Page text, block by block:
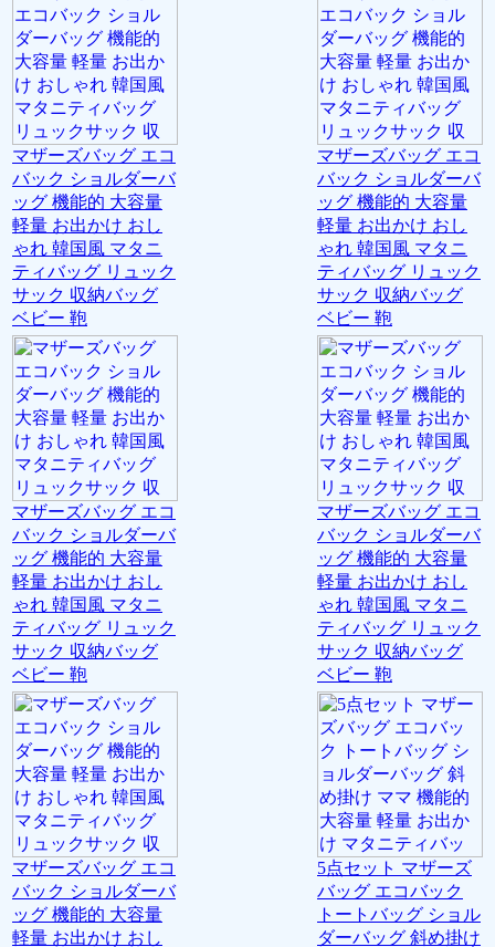
マザーズバッグ エコ
バック ショルダーバ
ッグ 機能的 大容量
軽量 お出かけ おし
ゃれ 韓国風 マタニ
ティバッグ リュック
サック 収納バッグ
ベビー 鞄
マザーズバッグ エコ
バック ショルダーバ
ッグ 機能的 大容量
軽量 お出かけ おし
ゃれ 韓国風 マタニ
ティバッグ リュック
サック 収納バッグ
ベビー 鞄
マザーズバッグ エコ
バック ショルダーバ
ッグ 機能的 大容量
軽量 お出かけ おし
ゃれ 韓国風 マタニ
ティバッグ リュック
サック 収納バッグ
ベビー 鞄
マザーズバッグ エコ
バック ショルダーバ
ッグ 機能的 大容量
軽量 お出かけ おし
ゃれ 韓国風 マタニ
ティバッグ リュック
サック 収納バッグ
ベビー 鞄
マザーズバッグ エコ
バック ショルダーバ
ッグ 機能的 大容量
軽量 お出かけ おし
5点セット マザーズ
バッグ エコバック
トートバッグ ショル
ダーバッグ 斜め掛け